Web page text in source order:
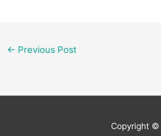
Post
← Previous Post
Copyright